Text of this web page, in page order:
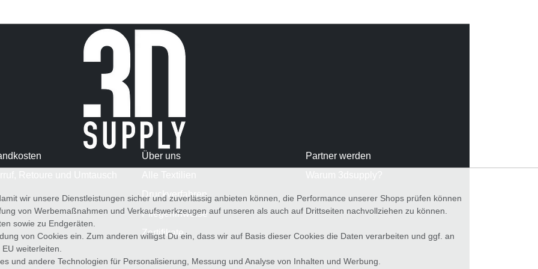
Über uns
Druckverfahren
Pflegehinweise
Zertifikate
Partner werden
wir unsere Dienstleistungen sicher und zuverlässig anbieten können, die Performance unserer Shops prüfen können
von Werbemaßnahmen und Verkaufswerkzeugen auf unseren als auch auf Drittseiten nachvollziehen zu können.
sowie zu Endgeräten.
von Cookies ein. Zum anderen willigst Du ein, dass wir auf Basis dieser Cookies die Daten verarbeiten und ggf. an
weiterleiten.
und andere Technologien für Personalisierung, Messung und Analyse von Inhalten und Werbung.